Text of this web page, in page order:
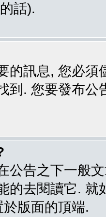
話).
的訊息, 您必
到. 您要發布
公告之下一般
的去閱讀它.
版面的頂端.